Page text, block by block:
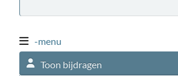
-menu
Toon bijdragen